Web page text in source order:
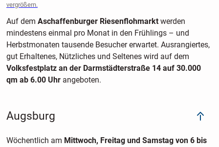
vergrößern.
Auf dem Aschaffenburger Riesenflohmarktwerden
mindestens einmal pro Monat in den Frühlings – und
Herbstmonaten tausende Besucher erwartet. Ausrangiertes,
gut Erhaltenes, Nützliches und Seltenes wird auf dem
Volksfestplatz an der Darmstädterstraße 14 auf 30.000
qm ab 6.00 Uhrangeboten.
Augsburg
Wöchentlich am Mittwoch, Freitag und Samstag von 6 bis